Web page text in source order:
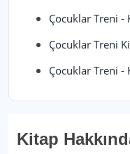
Çocuklar Treni -
Çocuklar Treni
Çocuklar Treni -
Kitap